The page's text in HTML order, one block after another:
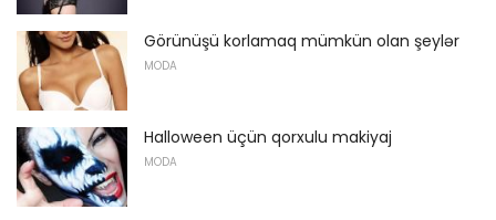
Görünüşü korlamaq mümkün olan şeylər
MODA
Halloween üçün qorxulu makiyaj
MODA